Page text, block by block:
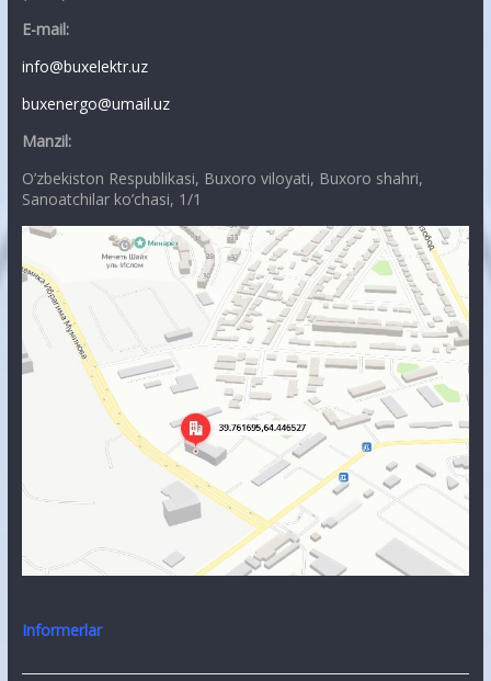
E-mail:
info@buxelektr.uz
buxenergo@umail.uz
Manzil:
O’zbekiston Respublikasi, Buxoro viloyati, Buxoro shahri,
Sanoatchilar ko’chasi, 1/1
Informerlar